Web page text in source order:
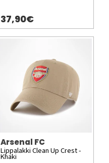
37,90€
Arsenal FC
Lippalakki Clean Up Crest -
Khaki